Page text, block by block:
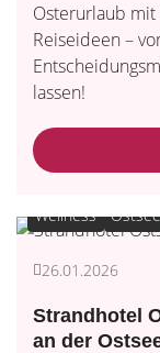
Osterurlaub mit
Reiseideen –
lassen!
Wellness
26.01.2026
Strandhotel
an der